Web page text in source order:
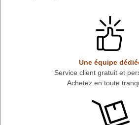
Une équipe
Service client gratuit et
Achetez en toute